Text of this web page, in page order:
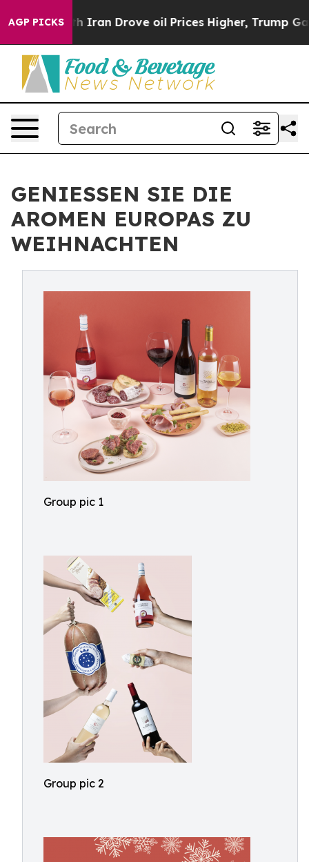
AGP PICKS
Drove oil Prices Higher, Trump Gave Politically
GENIESSEN SIE DIE
AROMEN EUROPAS ZU
WEIHNACHTEN
Group pic 1
Group pic 2